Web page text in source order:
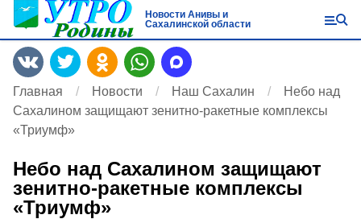
Новости Анивы и
Сахалинской области
Главная Новости Наш Сахалин
Небо над
Сахалином защищают зенитно-ракетные комплексы
«Триумф»
Небо над Сахалином защищают
зенитно-ракетные комплексы
«Триумф»